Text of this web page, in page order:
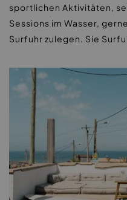
sportlichen Aktivitäten,
Sessions im Wasser,
Surfuhr zulegen. Sie